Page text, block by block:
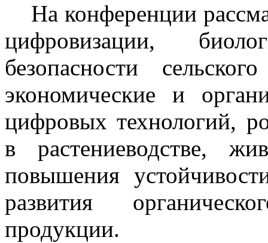
На конференции
цифровизации,
безопасности
экономические и
цифровых технологий,
в растениеводстве,
повышения
развития
продукции.